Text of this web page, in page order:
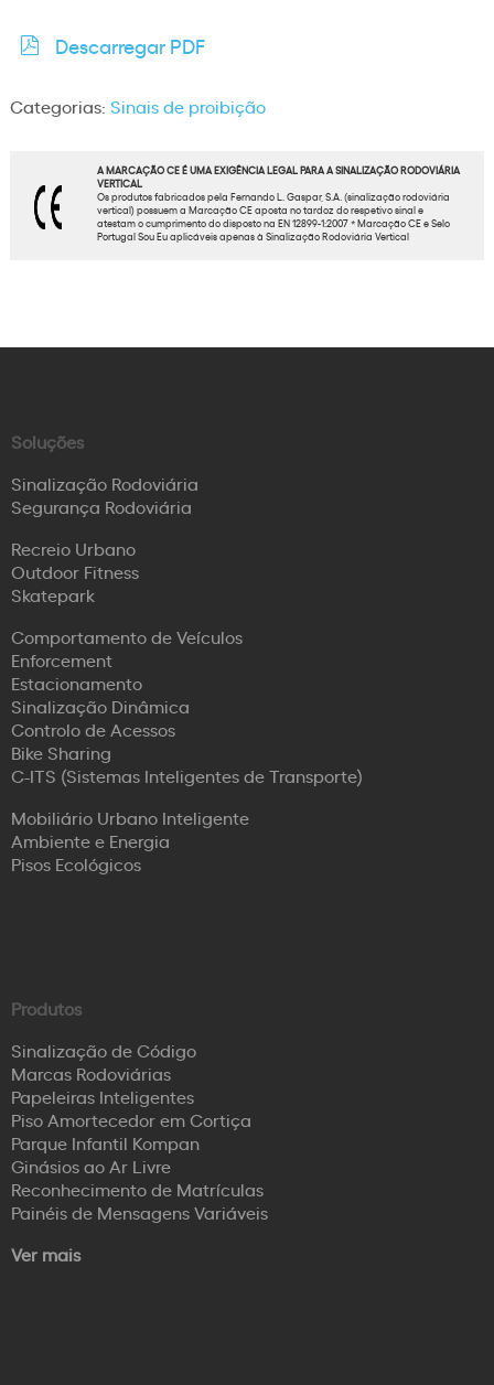
Descarregar PDF
Categorias: Sinais de proibição
A MARCAÇÃO CE É UMA EXIGÊNCIA LEGAL PARA A SINALIZAÇÃO RODOVIÁRIA
VERTICAL
Os produtos fabricados pela Fernando L. Gaspar, S.A. (sinalização rodoviária
vertical) possuem a Marcação CE aposta no tardoz do respetivo sinal e
atestam o cumprimento do disposto na EN 12899-1:2007 * Marcação CE e Selo
Portugal Sou Eu aplicáveis apenas à Sinalização Rodoviária Vertical
Soluções
Sinalização Rodoviária
Segurança Rodoviária
Recreio Urbano
Outdoor Fitness
Skatepark
Comportamento de Veículos
Enforcement
Estacionamento
Sinalização Dinâmica
Controlo de Acessos
Bike Sharing
C-ITS (Sistemas Inteligentes de Transporte)
Mobiliário Urbano Inteligente
Ambiente e Energia
Pisos Ecológicos
Produtos
Sinalização de Código
Marcas Rodoviárias
Papeleiras Inteligentes
Piso Amortecedor em Cortiça
Parque Infantil Kompan
Ginásios ao Ar Livre
Reconhecimento de Matrículas
Painéis de Mensagens Variáveis
Ver mais